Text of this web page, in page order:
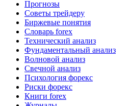
Прогнозы
Советы трейдеру
Биржевые понятия
Словарь forex
Технический анализ
Фундаментальный анализ
Волновой анализ
Свечной анализ
Психология форекс
Риски форекс
Книги forex